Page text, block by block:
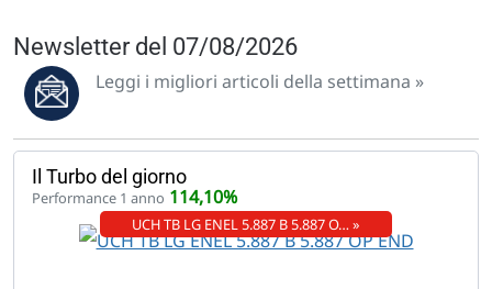
Newsletter del 07/08/2026
Leggi i migliori articoli della settimana »
Il Turbo del giorno
Performance 1 anno 114,10%
UCH TB LG ENEL 5.887 B 5.887 O… »